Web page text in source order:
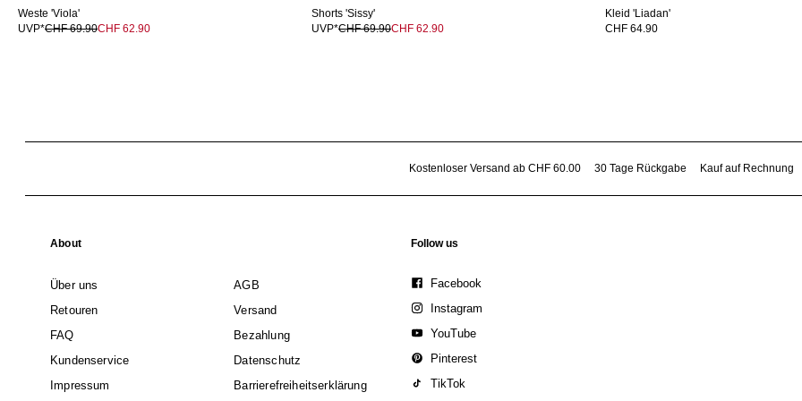
Weste 'Viola'
UVP*CHF 69.90CHF 62.90
Shorts 'Sissy'
UVP*CHF 69.90CHF 62.90
Kleid 'Liadan'
CHF 64.90
Kostenloser Versand ab CHF 60.00 30 Tage Rückgabe Kauf auf Rechnung
About
Über uns
AGB
Retouren
Versand
FAQ
Bezahlung
Kundenservice
Datenschutz
Impressum
Barrierefreiheitserklärung
Follow us
Facebook
Instagram
YouTube
Pinterest
TikTok